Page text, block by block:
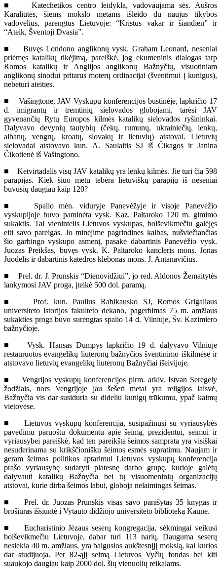
■ Katechetikos centro leidykla, vadovaujama sės. Aušros
Karaliūtės, šiems mokslo metams išleido du naujus tikybos
vadovėlius, parengtus Lietuvoje: “Kristus vakar ir šiandien” ir
“Ateik, Šventoji Dvasia”.
■ Buvęs Londono anglikonų vysk. Graham Leonard, neseniai
priėmęs katalikų tikėjimą, pareiškė, jog ekumeninis dialogas tarp
Romos katalikų ir Anglijos anglikonų Bažnyčių, visuotiniam
anglikonų sinodui pritarus moterų ordinacijai (šventimui į kunigus),
nebeturi ateities.
■ Vašingtone, JAV Vyskupų konferencijos būstinėje, lapkričio 17
d. imigrantų ir tremtinių sielovados globojami, tarėsi JAV
gyvenančių Rytų Europos kilmės katalikų sielovados ryšininkai.
Dalyvavo devynių tautybių (čekų, rumunų, ukrainiečių, lenkų,
albanų, vengrų, kroatų, slovakų ir lietuvių) atstovai. Lietuvių
sielovadai atstovavo kun. A. Saulaitis SJ iš Čikagos ir Janina
Čikotienė iš Vašingtono.
■ Ketvirtadalis visų JAV katalikų yra lenkų kilmės. Jie turi čia 598
parapijas. Kiek šiuo metu tebėra lietuviškų parapijų iš neseniai
buvusių daugiau kaip 120?
■ Spalio mėn. viduryje Panevėžyje ir visoje Panevėžio
vyskupijoje buvo paminėta vysk. Kaz. Paltaroko 120 m. gimimo
sukaktis. Tai vienintelis Lietuvos vyskupas, bolševikmečiu galėjęs
eiti savo pareigas. Jo minėjime pagrindines kalbas, nušviečiančias
šio garbingo vyskupo asmenį, pasakė dabartinis Panevėžio vysk.
Juozas Preikšas, buvęs vysk. K. Paltaroko kancleris mons. Jonas
Juodelis ir dabartinis katedros klebonas mons. J. Antanavičius.
■ Prel. dr. J. Prunskis “Dienovidžiui”, jo red. Aldonos Žemaitytės
lankymosi JAV proga, įteikė 500 dol. paramą.
■ Prof. kun. Paulius Rabikausko SJ, Romos Grigaliaus
universiteto istorijos fakulteto dekano, pagerbimas 75 m. amžiaus
sukakties proga buvo surengtas spalio 14 d. Vilniuje, Šv. Kazimiero
bažnyčioje.
■ Vysk. Hansas Dumpys lapkričio 19 d. dalyvavo Vilniuje
restauruotos evangelikų liuteronų bažnyčios šventinimo iškilmėse ir
atstovavo lietuvių evangelikų liuteronų Bažnyčiai išeivijoje.
■ Vengrijos vyskupų konferencijos pirm. arkiv. Istvan Seregely
žodžiais, nors Vengrijoje jau šešeri metai yra religijos laisvė,
Bažnyčia vis dar susiduria su dideliu kunigų trūkumu, ypač kaimų
vietovėse.
■ Lietuvos vyskupų konferencija, susipažinusi su vyriausybės
pavedimu paruoštu dokumentu apie šeimą, prezidentui, seimui ir
vyriausybei pareiškė, kad ten pareikšta šeimos samprata yra visiškai
nesuderinama su krikščionišku šeimos esmės supratimu. Naujam ir
geram šeimos politikos aptarimui Lietuvos vyskupų konferencija
prašo vyriausybę sudaryti platesnę darbo grupę, kurioje galėtų
dalyvauti katalikų Bažnyčia bei tų visuomeninių organizacijų
atstovai, kurie dirba šeimos labui, globoja nelaimingas šeimas.
■ Prel. dr. Juozas Prunskis visas savo parašytas 35 knygas ir
brošiūras išsiuntė į Vytauto didžiojo universiteto biblioteką Kaune.
■ Eucharistinio Jėzaus seserų kongregacija, sėkmingai veikusi
bolševikmečiu Lietuvoje, dabar turi 113 narių. Dauguma seserų
nesiekia 40 m. amžiaus, yra baigusios aukštesnįjį mokslą, kai kurios
dar studijuoja. Per 82-ąjį seimą Lietuvos Vyčių fondas bei kiti
suaukojo daugiau kaip 2000 dol. šių vienuolių reikalams.